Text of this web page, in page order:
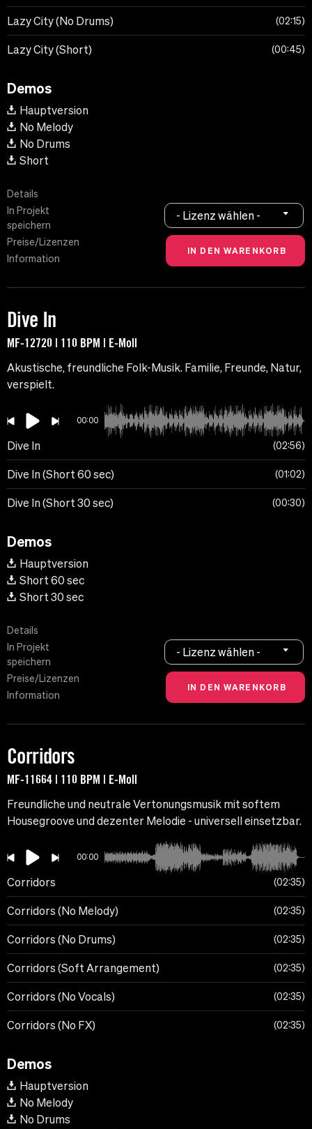
Lazy City (No Drums) 02:15
Lazy City (Short) 00:45
Demos
Hauptversion
No Melody
No Drums
Short
Details
In Projekt
speichern
Preise/Lizenzen
Information
- Lizenz wählen -
Dive In
MF-12720 | 110 BPM | E-Moll
Akustische, freundliche Folk-Musik. Familie, Freunde, Natur,
verspielt.
00:00
Dive In 02:56
Dive In (Short 60 sec) 01:02
Dive In (Short 30 sec) 00:30
Demos
Hauptversion
Short 60 sec
Short 30 sec
Details
In Projekt
speichern
Preise/Lizenzen
Information
- Lizenz wählen -
Corridors
MF-11664 | 110 BPM | E-Moll
Freundliche und neutrale Vertonungsmusik mit softem
Housegroove und dezenter Melodie - universell einsetzbar.
00:00
Corridors 02:35
Corridors (No Melody) 02:35
Corridors (No Drums) 02:35
Corridors (Soft Arrangement) 02:35
Corridors (No Vocals) 02:35
Corridors (No FX) 02:35
Demos
Hauptversion
No Melody
No Drums